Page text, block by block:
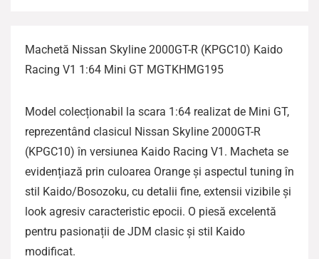
Machetă Nissan Skyline 2000GT-R (KPGC10) Kaido
Racing V1 1:64 Mini GT MGTKHMG195
Model colecționabil la scara 1:64 realizat de Mini GT,
reprezentând clasicul Nissan Skyline 2000GT-R
(KPGC10) în versiunea Kaido Racing V1. Macheta se
evidențiază prin culoarea Orange și aspectul tuning în
stil Kaido/Bosozoku, cu detalii fine, extensii vizibile și
look agresiv caracteristic epocii. O piesă excelentă
pentru pasionații de JDM clasic și stil Kaido
modificat.